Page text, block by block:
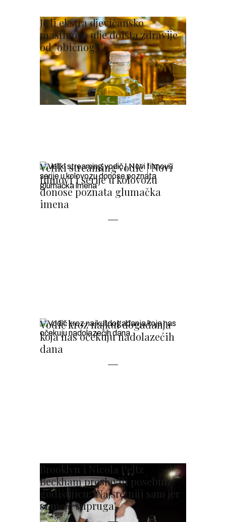
Je li ekstra djevičansko
maslinovo ulje doista zdravije
od "običnog"?
Veliki streaming vodič | Novi
filmovi i serije u kolovozu
donose poznata glumačka
imena
Vodič kroz najkul događanja
koja nas očekuju nadolazećih
dana
Brooklyn i Nicola Peltz
Beckham proslavili posebnu
godišnjicu: 'Najsretniji sam jer
si moja supruga'